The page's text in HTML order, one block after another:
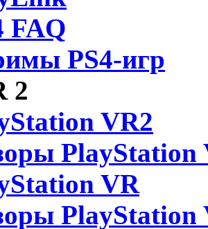
FAQ
PS4-игр
2
VR2
PlayStation
VR
PlayStation